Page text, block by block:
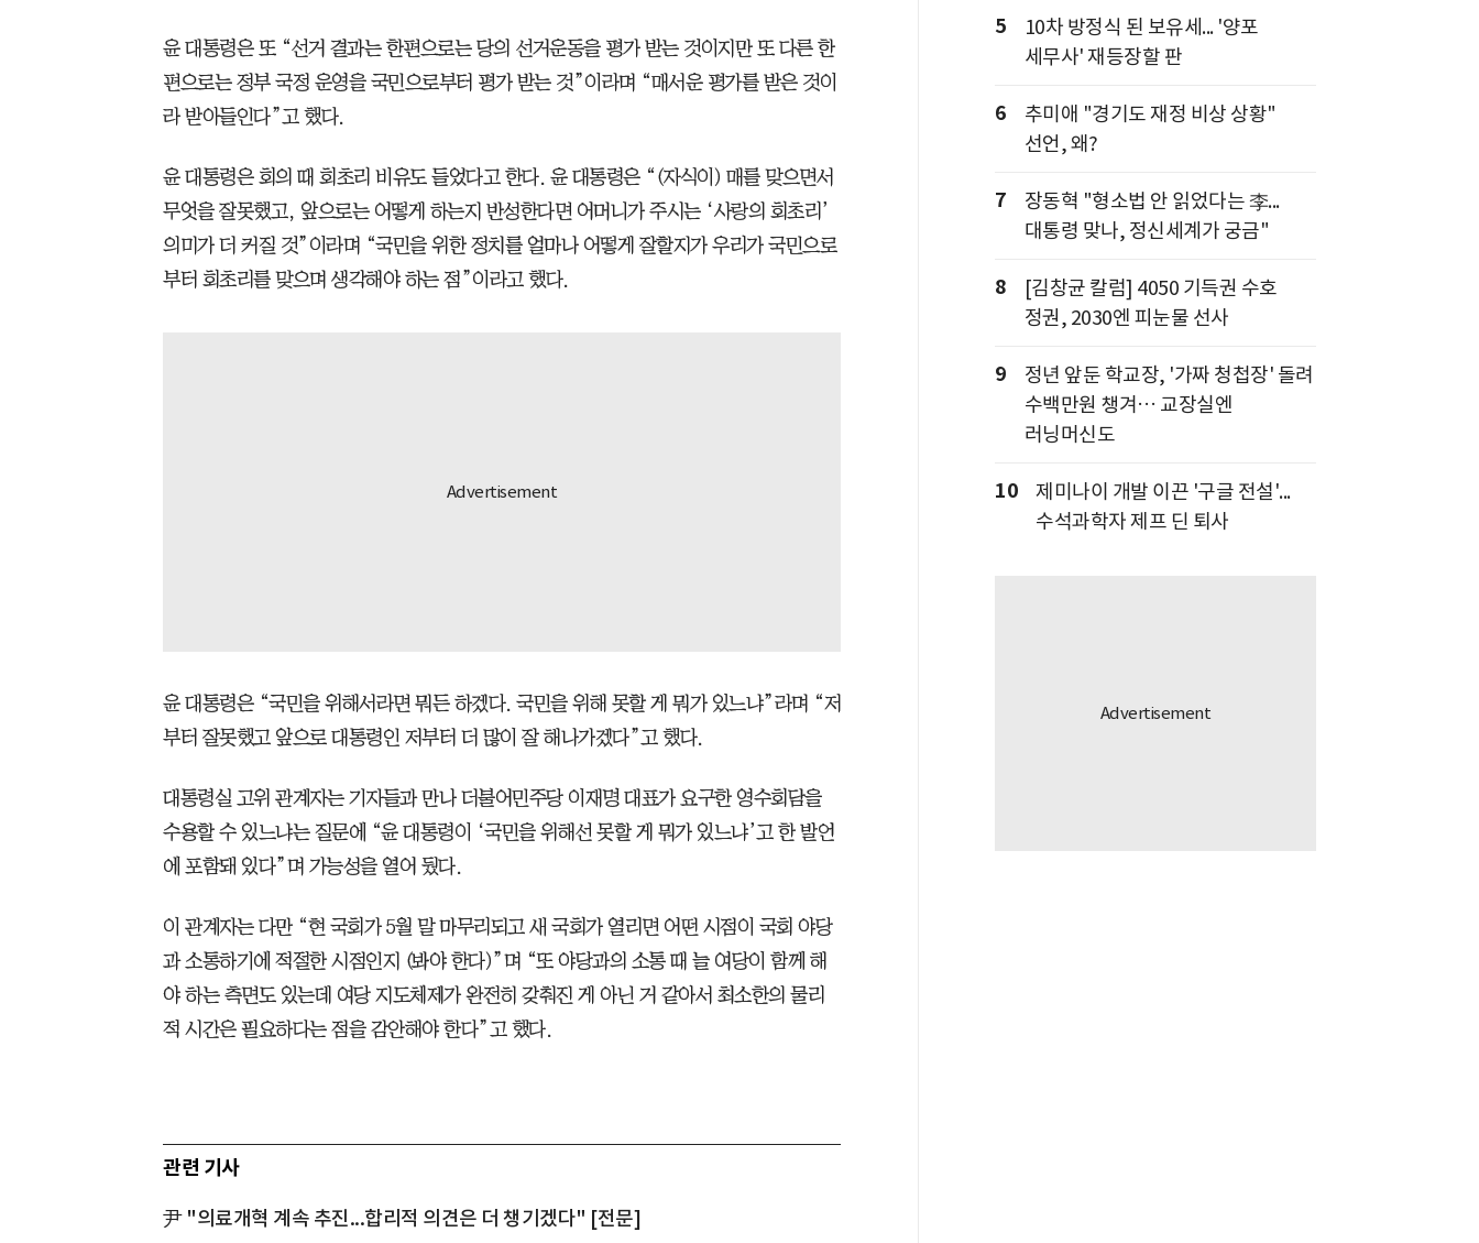
윤 대통령은 또 “선거 결과는 한편으로는 당의 선거운동을 평가 받는 것이지만 또 다른 한
편으로는 정부 국정 운영을 국민으로부터 평가 받는 것”이라며 “매서운 평가를 받은 것이
라 받아들인다”고 했다.
윤 대통령은 회의 때 회초리 비유도 들었다고 한다. 윤 대통령은 “(자식이) 매를 맞으면서
무엇을 잘못했고, 앞으로는 어떻게 하는지 반성한다면 어머니가 주시는 ‘사랑의 회초리’
의미가 더 커질 것”이라며 “국민을 위한 정치를 얼마나 어떻게 잘할지가 우리가 국민으로
부터 회초리를 맞으며 생각해야 하는 점”이라고 했다.
윤 대통령은 “국민을 위해서라면 뭐든 하겠다. 국민을 위해 못할 게 뭐가 있느냐”라며 “저
부터 잘못했고 앞으로 대통령인 저부터 더 많이 잘 해나가겠다”고 했다.
대통령실 고위 관계자는 기자들과 만나 더불어민주당 이재명 대표가 요구한 영수회담을
수용할 수 있느냐는 질문에 “윤 대통령이 ‘국민을 위해선 못할 게 뭐가 있느냐’고 한 발언
에 포함돼 있다”며 가능성을 열어 뒀다.
이 관계자는 다만 “현 국회가 5월 말 마무리되고 새 국회가 열리면 어떤 시점이 국회 야당
과 소통하기에 적절한 시점인지 (봐야 한다)”며 “또 야당과의 소통 때 늘 여당이 함께 해
야 하는 측면도 있는데 여당 지도체제가 완전히 갖춰진 게 아닌 거 같아서 최소한의 물리
적 시간은 필요하다는 점을 감안해야 한다”고 했다.
관련 기사
尹 "의료개혁 계속 추진...합리적 의견은 더 챙기겠다" [전문]
5
10차 방정식 된 보유세... '양포
세무사' 재등장할 판
6
추미애 "경기도 재정 비상 상황"
선언, 왜?
7
장동혁 "형소법 안 읽었다는 李...
대통령 맞나, 정신세계가 궁금"
8
[김창균 칼럼] 4050 기득권 수호
정권, 2030엔 피눈물 선사
9
정년 앞둔 학교장, '가짜 청첩장' 돌려
수백만원 챙겨… 교장실엔
러닝머신도
10
제미나이 개발 이끈 '구글 전설'...
수석과학자 제프 딘 퇴사